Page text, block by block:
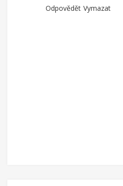
Odpovědět Vymazat